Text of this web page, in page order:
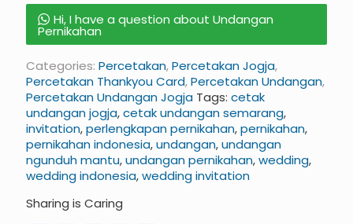
Hi, I have a question about Undangan
Pernikahan
Categories: Percetakan,Percetakan Jogja,
Percetakan Thankyou Card,Percetakan Undangan,
Percetakan Undangan Jogja Tags: cetak
undangan jogja,cetak undangan semarang,
invitation,perlengkapan pernikahan,pernikahan,
pernikahan indonesia,undangan,undangan
ngunduh mantu,undangan pernikahan,wedding,
wedding indonesia,wedding invitation
Sharing is Caring